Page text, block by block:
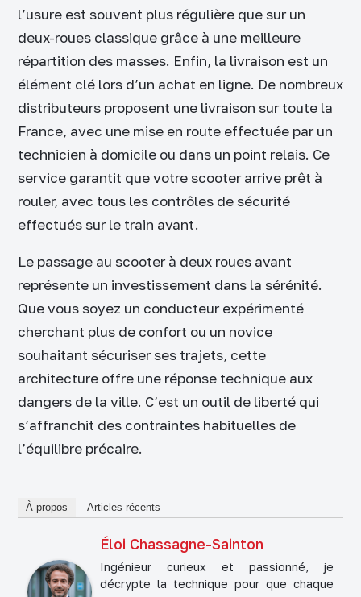
l’usure est souvent plus régulière que sur un
deux-roues classique grâce à une meilleure
répartition des masses. Enfin, la livraison est un
élément clé lors d’un achat en ligne. De nombreux
distributeurs proposent une livraison sur toute la
France, avec une mise en route effectuée par un
technicien à domicile ou dans un point relais. Ce
service garantit que votre scooter arrive prêt à
rouler, avec tous les contrôles de sécurité
effectués sur le train avant.
Le passage au scooter à deux roues avant
représente un investissement dans la sérénité.
Que vous soyez un conducteur expérimenté
cherchant plus de confort ou un novice
souhaitant sécuriser ses trajets, cette
architecture offre une réponse technique aux
dangers de la ville. C’est un outil de liberté qui
s’affranchit des contraintes habituelles de
l’équilibre précaire.
À propos Articles récents
Éloi Chassagne-Sainton
Ingénieur curieux et passionné, je
décrypte la technique pour que chaque